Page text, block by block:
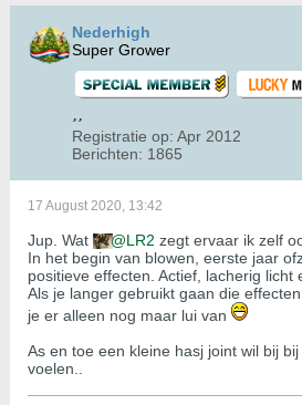
Nederhigh
Super Grower
Registratie op: Apr 2012
Berichten: 1865
17 August 2020, 13:42
Jup. Wat LR2 zegt ervaar ik zelf
In het begin van blowen, eerste jaar
positieve effecten. Actief, lacherig licht
Als je langer gebruikt gaan die
je er alleen nog maar lui van
As en toe een kleine hasj joint wil bij
voelen..